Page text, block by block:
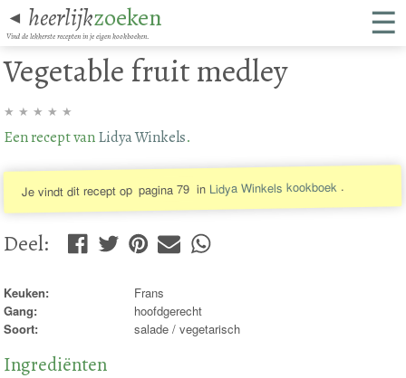
◄ heerlijkzoeken
Vind de lekkerste recepten in je eigen kookboeken. ☰
Vegetable fruit medley
★ ★ ★ ★ ★
Een recept vanLidya Winkels.
Je vindt dit recept op pagina 79 in Lidya Winkels kookboek .
Deel:
Keuken:
Frans
Gang:
hoofdgerecht
Soort:
salade / vegetarisch
Ingrediënten